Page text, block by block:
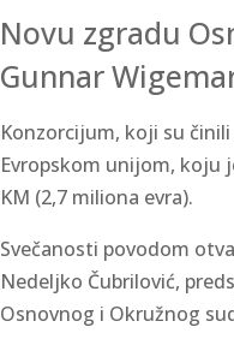
Novu zgradu
Gunnar
Konzorcijum, koji su
Evropskom unijom, koju
KM (2,7 miliona evra).
Svečanosti povodom
Nedeljko Čubrilović,
Osnovnog i Okružnog